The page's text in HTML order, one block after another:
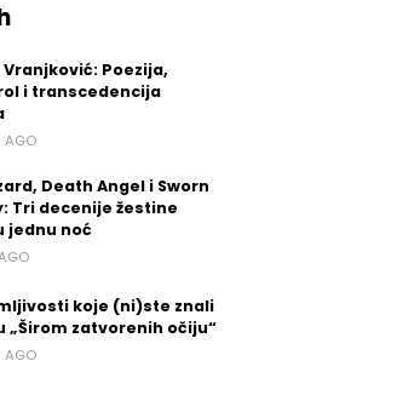
Vranjković: Poezija,
i transcedencija
AGO
Death Angel i Sworn
Tri decenije žestine
jednu noć
koje (ni)ste znali
„Širom zatvorenih očiju“
AGO